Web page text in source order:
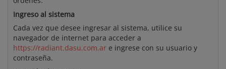
Ingreso al sistema
Cada vez que desee ingresar al sistema, utilice su
navegador de internet para acceder a
https://radiant.dasu.com.ar e ingrese con su usuario y
contraseña.